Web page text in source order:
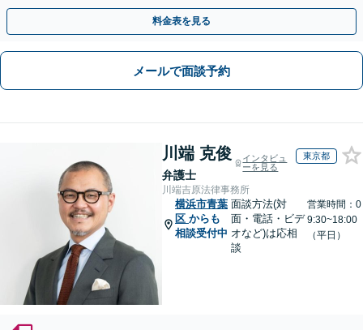
題、債権回収、コンプラ、会社設立・事業再編等幅広く対応
料金表を見る
メールで面談予約
川端 克俊
弁護士
インタビュ
ーを見る
東京都
川端吉原法律事務所
横浜市青葉
区 からも
相談受付中
面談方法(対
面・電話・ビデ
オなど)は応相
談
営業時間：0
9:30~18:00
（平日）